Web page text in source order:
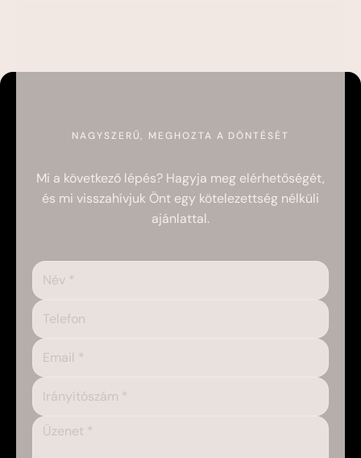
NAGYSZERŰ, MEGHOZTA A DÖNTÉSÉT
Mi a következő lépés? Hagyja meg elérhetőségét,
és mi visszahívjuk Önt egy kötelezettség nélküli
ajánlattal.